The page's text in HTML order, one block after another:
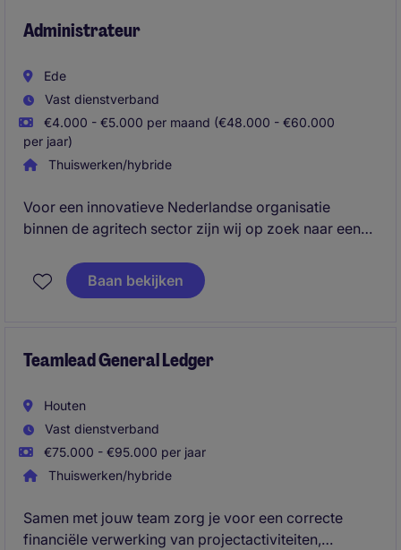
Administrateur
Ede
Vast dienstverband
€4.000 - €5.000 per maand (€48.000 - €60.000
per jaar)
Thuiswerken/hybride
Voor een innovatieve Nederlandse organisatie
binnen de agritech sector zijn wij op zoek naar een
organisatie ontwikkelt duurzame innovaties voor de
internationale landbouw- en voedselketen en bevindt
Baan bekijken
Teamlead General Ledger
Houten
Vast dienstverband
€75.000 - €95.000 per jaar
Thuiswerken/hybride
Samen met jouw team zorg je voor een correcte
financiële verwerking van projectactiviteiten,